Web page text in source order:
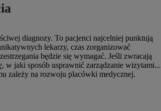
diagnozy. To pacjenci najcelniej punktują
lekarzy, czas zorganizować
będzie się wymagać. Jeśli zwracają
w jaki sposób usprawnić zarządzanie wizytami...
zależy na rozwoju placówki medycznej.